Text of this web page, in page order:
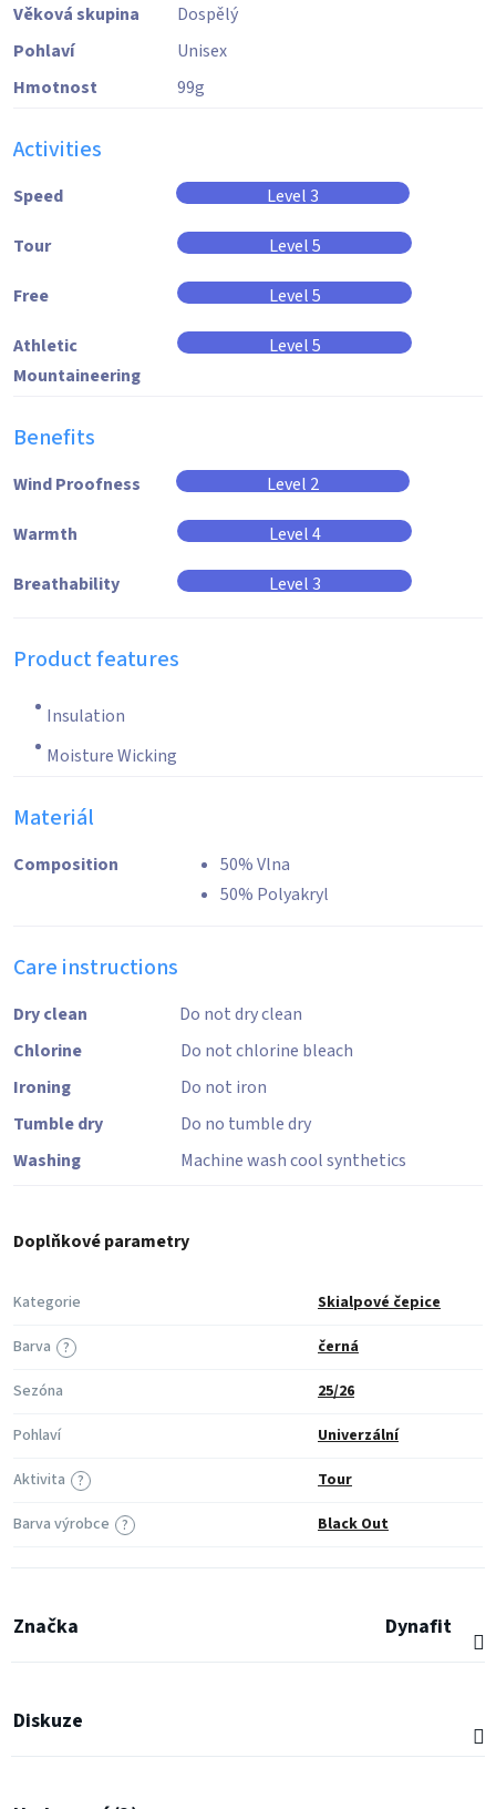
Věková skupina
Dospělý
Pohlaví
Unisex
Hmotnost
99g
Activities
Speed Level 3
Tour Level 5
Free Level 5
Athletic
Mountaineering
Level 5
Benefits
Wind Proofness Level 2
Warmth Level 4
Breathability Level 3
Product features
Insulation
Moisture Wicking
Materiál
Composition
50% Vlna
50% Polyakryl
Care instructions
Dry clean
Do not dry clean
Chlorine
Do not chlorine bleach
Ironing
Do not iron
Tumble dry
Do no tumble dry
Washing
Machine wash cool synthetics
Doplňkové parametry
Kategorie Skialpové čepice
?
Barva
černá
Sezóna
25/26
Pohlaví
Univerzální
?
Aktivita Tour
?
Barva výrobce Black Out
Značka Dynafit
Diskuze